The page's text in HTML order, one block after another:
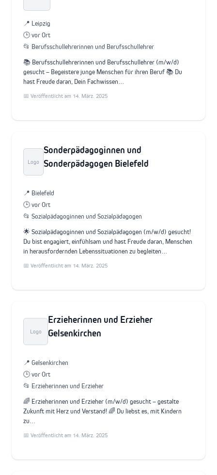
📍 Leipzig
🕒 vor Ort
📂 Berufsschullehrerinnen und Berufsschullehrer
📚 Berufsschullehrerinnen und Berufsschullehrer (m/w/d)
gesucht – Begeistere junge Menschen für ihren Beruf 📚 Du
hast Freude daran, Dein Fachwissen…
📅 Veröffentlicht am 14. März. 2025
Logo
Sonderpädagoginnen und
Sonderpädagogen Bielefeld
📍 Bielefeld
🕒 vor Ort
📂 Sozialpädagoginnen und Sozialpädagogen
🌟 Sozialpädagoginnen und Sozialpädagogen (m/w/d) gesucht!
Du bist engagiert, einfühlsam und hast Freude daran, Menschen
in herausfordernden Lebenssituationen zu begleiten…
📅 Veröffentlicht am 14. März. 2025
Logo
Erzieherinnen und Erzieher
Gelsenkirchen
📍 Gelsenkirchen
🕒 vor Ort
📂 Erzieherinnen und Erzieher
🌈 Erzieherinnen und Erzieher (m/w/d) gesucht – gestalte
Zukunft mit Herz und Verstand! 🌈 Du liebst es, mit Kindern
zu…
📅 Veröffentlicht am 14. März. 2025